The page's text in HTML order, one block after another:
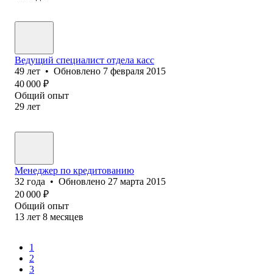
Ведущий специалист отдела касс
49 лет • Обновлено 7 февраля 2015
40 000 ₽
Общий опыт
29 лет
Менеджер по кредитованию
32 года • Обновлено 27 марта 2015
20 000 ₽
Общий опыт
13 лет 8 месяцев
1
2
3